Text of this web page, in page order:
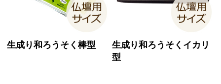
生成り和ろうそく棒型
生成り和ろうそくイカリ
型